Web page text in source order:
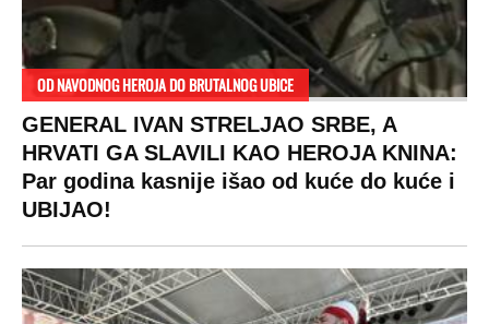
OD NAVODNOG HEROJA DO BRUTALNOG UBICE
GENERAL IVAN STRELJAO SRBE, A
HRVATI GA SLAVILI KAO HEROJA KNINA:
Par godina kasnije išao od kuće do kuće i
UBIJAO!